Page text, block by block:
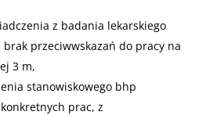
z badania lekarskiego
brak przeciwwskazań do pracy na
3 m,
stanowiskowego bhp
prac, z